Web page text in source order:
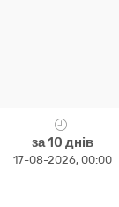
за 10 днів
17-08-2026, 00:00